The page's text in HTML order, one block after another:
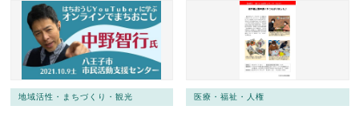
地域活性・まちづくり・観光 医療・福祉・人権